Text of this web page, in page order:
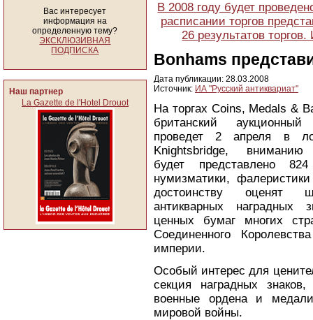
Вас интересует
информация на
определенную тему?
ЭКСКЛЮЗИВНАЯ
ПОДПИСКА
Наш партнер
La Gazette de l'Hotel Drouot
В 2008 году будет
расписании торгов
26 результатов
Bonhams
Дата публикации: 28.03.2008
Источник: ИА "Русский антиквариат"
На торгах Coins, Medals &
британский
проведет 2 апреля в
Knightsbridge, вниманию
будет представлено
нумизматики,
достоинству оценят
антикварных наградных
ценных бумаг многих
Соединенного
империи.
Особый интерес для
секция наградных
военные ордена и
мировой войны.